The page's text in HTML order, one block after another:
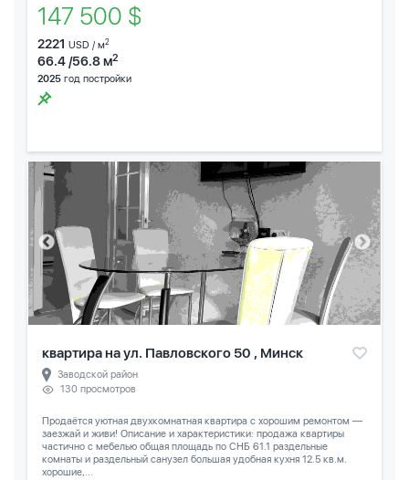
147 500 $
2221 USD / м2
66.4 /56.8 м2
2025 год постройки
квартира на ул. Павловского 50 , Минск
Заводской район
130 просмотров
Продаётся уютная двухкомнатная квартира с хорошим ремонтом —
заезжай и живи! Описание и характеристики: продажа квартиры
частично с мебелью общая площадь по СНБ 61.1 раздельные
комнаты и раздельный санузел большая удобная кухня 12.5 кв.м.
хорошие,...